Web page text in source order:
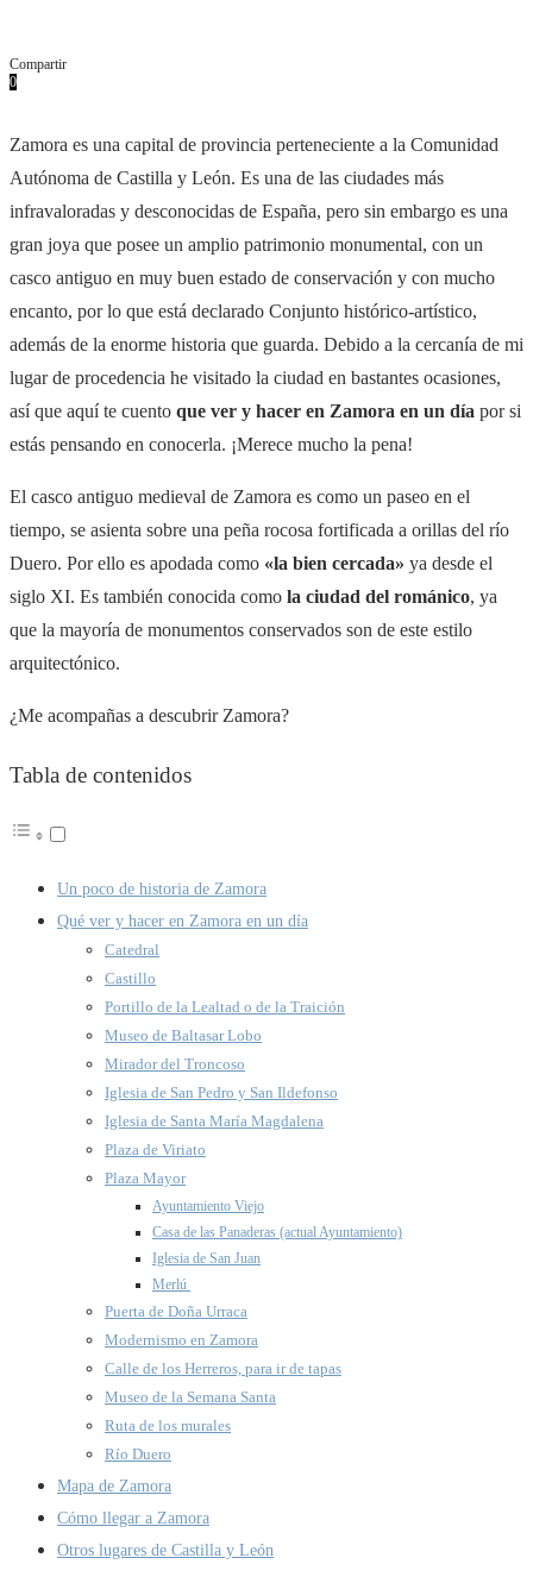
Compartir
0
Zamora es una capital de provincia perteneciente a la Comunidad
Autónoma de Castilla y León. Es una de las ciudades más
infravaloradas y desconocidas de España, pero sin embargo es una
gran joya que posee un amplio patrimonio monumental, con un
casco antiguo en muy buen estado de conservación y con mucho
encanto, por lo que está declarado Conjunto histórico-artístico,
además de la enorme historia que guarda. Debido a la cercanía de mi
lugar de procedencia he visitado la ciudad en bastantes ocasiones,
así que aquí te cuento que ver y hacer en Zamora en un día por si
estás pensando en conocerla. ¡Merece mucho la pena!
El casco antiguo medieval de Zamora es como un paseo en el
tiempo, se asienta sobre una peña rocosa fortificada a orillas del río
Duero. Por ello es apodada como «la bien cercada» ya desde el
siglo XI. Es también conocida como la ciudad del románico, ya
que la mayoría de monumentos conservados son de este estilo
arquitectónico.
¿Me acompañas a descubrir Zamora?
Tabla de contenidos
Un poco de historia de Zamora
Qué ver y hacer en Zamora en un día
Catedral
Castillo
Portillo de la Lealtad o de la Traición
Museo de Baltasar Lobo
Mirador del Troncoso
Iglesia de San Pedro y San Ildefonso
Iglesia de Santa María Magdalena
Plaza de Viriato
Plaza Mayor
Ayuntamiento Viejo
Casa de las Panaderas (actual Ayuntamiento)
Iglesia de San Juan
Merlú
Puerta de Doña Urraca
Modernismo en Zamora
Calle de los Herreros, para ir de tapas
Museo de la Semana Santa
Ruta de los murales
Río Duero
Mapa de Zamora
Cómo llegar a Zamora
Otros lugares de Castilla y León